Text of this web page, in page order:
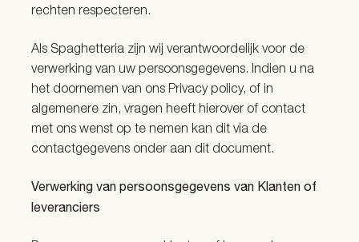
rechten respecteren.
Als Spaghetteria zijn wij verantwoordelijk voor de
verwerking van uw persoonsgegevens. Indien u na
het doornemen van ons Privacy policy, of in
algemenere zin, vragen heeft hierover of contact
met ons wenst op te nemen kan dit via de
contactgegevens onder aan dit document.
Verwerking van persoonsgegevens van Klanten of
leveranciers